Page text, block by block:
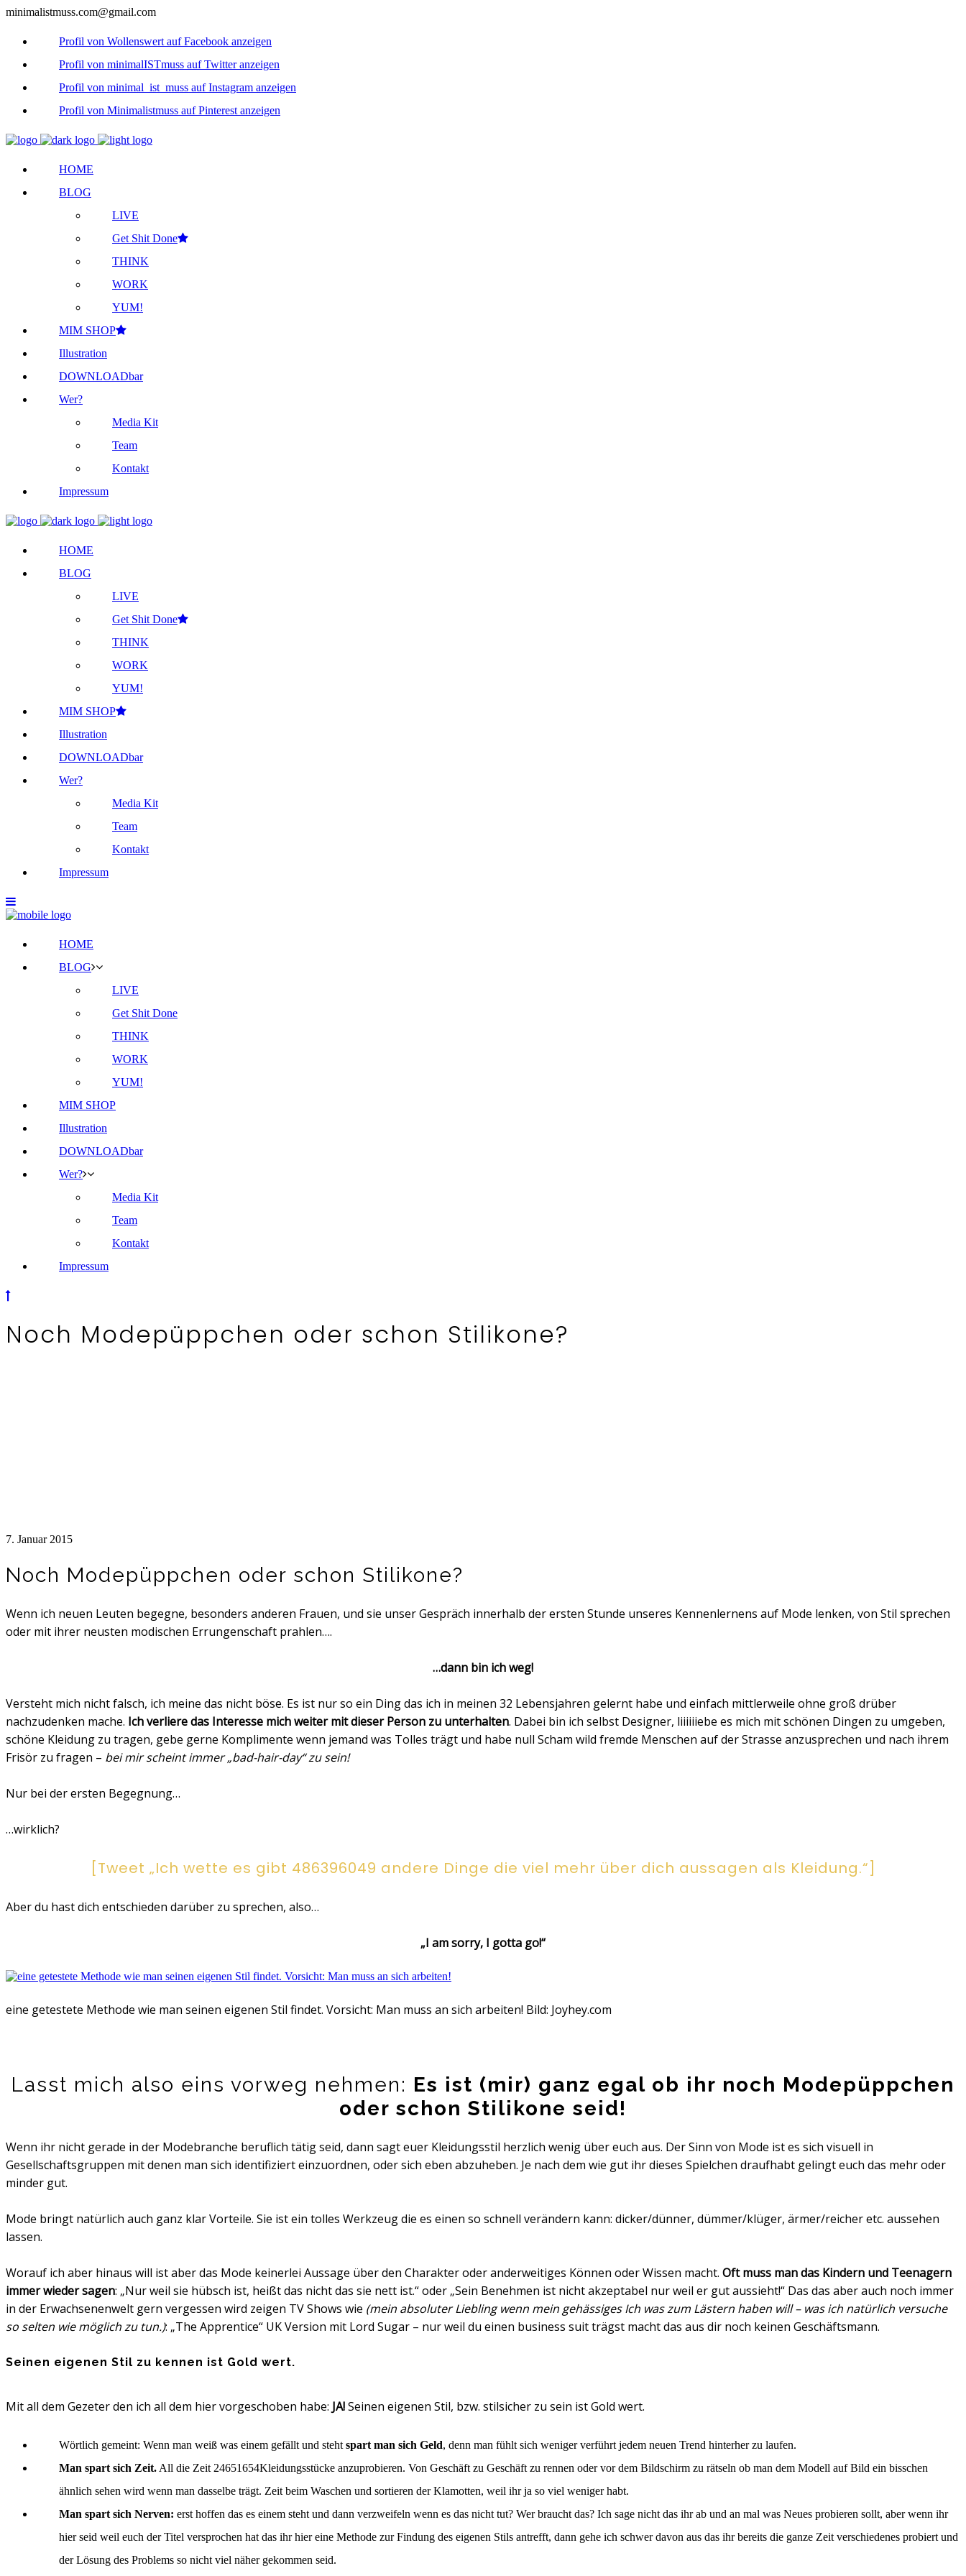
minimalistmuss.com@gmail.com
Profil von Wollenswert auf Facebook anzeigen
Profil von minimalISTmuss auf Twitter anzeigen
Profil von minimal_ist_muss auf Instagram anzeigen
Profil von Minimalistmuss auf Pinterest anzeigen
HOME
BLOG
LIVE
Get Shit Done
THINK
WORK
YUM!
MIM SHOP
Illustration
DOWNLOADbar
Wer?
Media Kit
Team
Kontakt
Impressum
HOME
BLOG
LIVE
Get Shit Done
THINK
WORK
YUM!
MIM SHOP
Illustration
DOWNLOADbar
Wer?
Media Kit
Team
Kontakt
Impressum
HOME
BLOG
LIVE
Get Shit Done
THINK
WORK
YUM!
MIM SHOP
Illustration
DOWNLOADbar
Wer?
Media Kit
Team
Kontakt
Impressum
Noch Modepüppchen oder schon Stilikone?
7. Januar 2015
Noch Modepüppchen oder schon Stilikone?
Wenn ich neuen Leuten begegne, besonders anderen Frauen, und sie unser Gespräch innerhalb der ersten Stunde unseres Kennenlernens auf Mode lenken, von Stil sprechen
oder mit ihrer neusten modischen Errungenschaft prahlen….
…dann bin ich weg!
Versteht mich nicht falsch, ich meine das nicht böse. Es ist nur so ein Ding das ich in meinen 32 Lebensjahren gelernt habe und einfach mittlerweile ohne groß drüber
nachzudenken mache. Ich verliere das Interesse mich weiter mit dieser Person zu unterhalten. Dabei bin ich selbst Designer, liiiiiiebe es mich mit schönen Dingen zu umgeben,
schöne Kleidung zu tragen, gebe gerne Komplimente wenn jemand was Tolles trägt und habe null Scham wild fremde Menschen auf der Strasse anzusprechen und nach ihrem
Frisör zu fragen – bei mir scheint immer „bad-hair-day“ zu sein!
Nur bei der ersten Begegnung…
…wirklich?
[Tweet „Ich wette es gibt 486396049 andere Dinge die viel mehr über dich aussagen als Kleidung.“]
Aber du hast dich entschieden darüber zu sprechen, also…
„I am sorry, I gotta go!“
eine getestete Methode wie man seinen eigenen Stil findet. Vorsicht: Man muss an sich arbeiten! Bild: Joyhey.com
Lasst mich also eins vorweg nehmen: Es ist (mir) ganz egal ob ihr noch Modepüppchen
oder schon Stilikone seid!
Wenn ihr nicht gerade in der Modebranche beruflich tätig seid, dann sagt euer Kleidungsstil herzlich wenig über euch aus. Der Sinn von Mode ist es sich visuell in
Gesellschaftsgruppen mit denen man sich identifiziert einzuordnen, oder sich eben abzuheben. Je nach dem wie gut ihr dieses Spielchen draufhabt gelingt euch das mehr oder
minder gut.
Mode bringt natürlich auch ganz klar Vorteile. Sie ist ein tolles Werkzeug die es einen so schnell verändern kann: dicker/dünner, dümmer/klüger, ärmer/reicher etc. aussehen
lassen.
Worauf ich aber hinaus will ist aber das Mode keinerlei Aussage über den Charakter oder anderweitiges Können oder Wissen macht. Oft muss man das Kindern und Teenagern
immer wieder sagen: „Nur weil sie hübsch ist, heißt das nicht das sie nett ist.“ oder „Sein Benehmen ist nicht akzeptabel nur weil er gut aussieht!“ Das das aber auch noch immer
in der Erwachsenenwelt gern vergessen wird zeigen TV Shows wie (mein absoluter Liebling wenn mein gehässiges Ich was zum Lästern haben will – was ich natürlich versuche
so selten wie möglich zu tun.): „The Apprentice“ UK Version mit Lord Sugar – nur weil du einen business suit trägst macht das aus dir noch keinen Geschäftsmann.
Seinen eigenen Stil zu kennen ist Gold wert.
Mit all dem Gezeter den ich all dem hier vorgeschoben habe: JA!Seinen eigenen Stil, bzw. stilsicher zu sein ist Gold wert.
Wörtlich gemeint: Wenn man weiß was einem gefällt und steht spart man sich Geld, denn man fühlt sich weniger verführt jedem neuen Trend hinterher zu laufen.
Man spart sich Zeit. All die Zeit 24651654Kleidungsstücke anzuprobieren. Von Geschäft zu Geschäft zu rennen oder vor dem Bildschirm zu rätseln ob man dem Modell auf Bild ein bisschen
ähnlich sehen wird wenn man dasselbe trägt. Zeit beim Waschen und sortieren der Klamotten, weil ihr ja so viel weniger habt.
Man spart sich Nerven: erst hoffen das es einem steht und dann verzweifeln wenn es das nicht tut? Wer braucht das? Ich sage nicht das ihr ab und an mal was Neues probieren sollt, aber wenn ihr
hier seid weil euch der Titel versprochen hat das ihr hier eine Methode zur Findung des eigenen Stils antrefft, dann gehe ich schwer davon aus das ihr bereits die ganze Zeit verschiedenes probiert und
der Lösung des Problems so nicht viel näher gekommen seid.